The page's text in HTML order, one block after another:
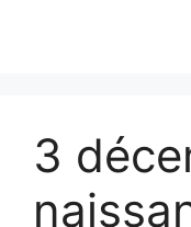
3